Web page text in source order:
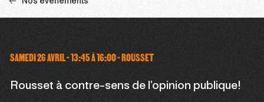
SAMEDI 26 AVRIL - 13:45 À 16:00 - ROUSSET
Rousset à contre-sens de l’opinion publique!